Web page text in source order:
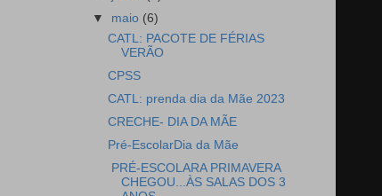
▼ maio (6)
CATL: PACOTE DE FÉRIAS
VERÃO
CPSS
CATL: prenda dia da Mãe 2023
CRECHE- DIA DA MÃE
Pré-EscolarDia da Mãe
PRÉ-ESCOLARA PRIMAVERA
CHEGOU...ÀS SALAS DOS 3